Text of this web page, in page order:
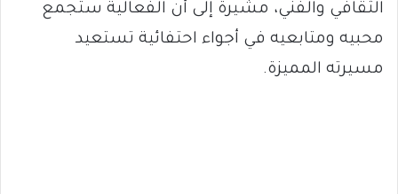
الثقافي والفني، مشيرةً إلى أن الفعالية ستجمع
محبيه ومتابعيه في أجواء احتفائية تستعيد
مسيرته المميزة.